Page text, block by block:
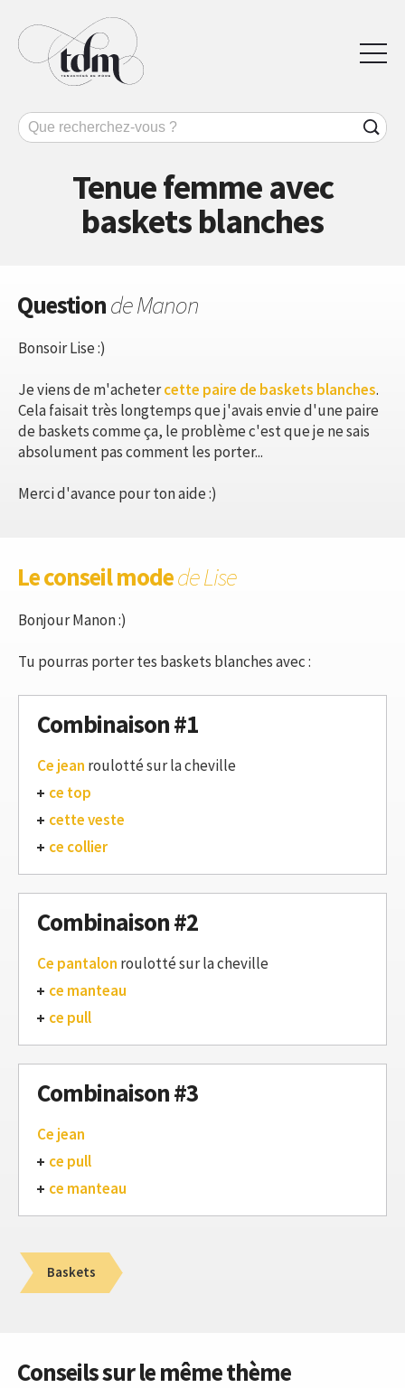
Tenue femme avec
baskets blanches
Questionde Manon
Bonsoir Lise :)
Je viens de m'achetercette paire de baskets blanches.
Cela faisait très longtemps que j'avais envie d'une paire
de baskets comme ça, le problème c'est que je ne sais
absolument pas comment les porter...
Merci d'avance pour ton aide :)
Le conseil modede Lise
Bonjour Manon :)
Tu pourras porter tes baskets blanches avec :
Combinaison #1
Ce jean roulotté sur la cheville
ce top
cette veste
ce collier
Combinaison #2
Ce pantalon roulotté sur la cheville
ce manteau
ce pull
Combinaison #3
Ce jean
ce pull
ce manteau
Baskets
Conseils sur le même thème